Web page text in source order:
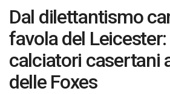
Dal dilettantismo
favola del
calciatori casertani
delle Foxes